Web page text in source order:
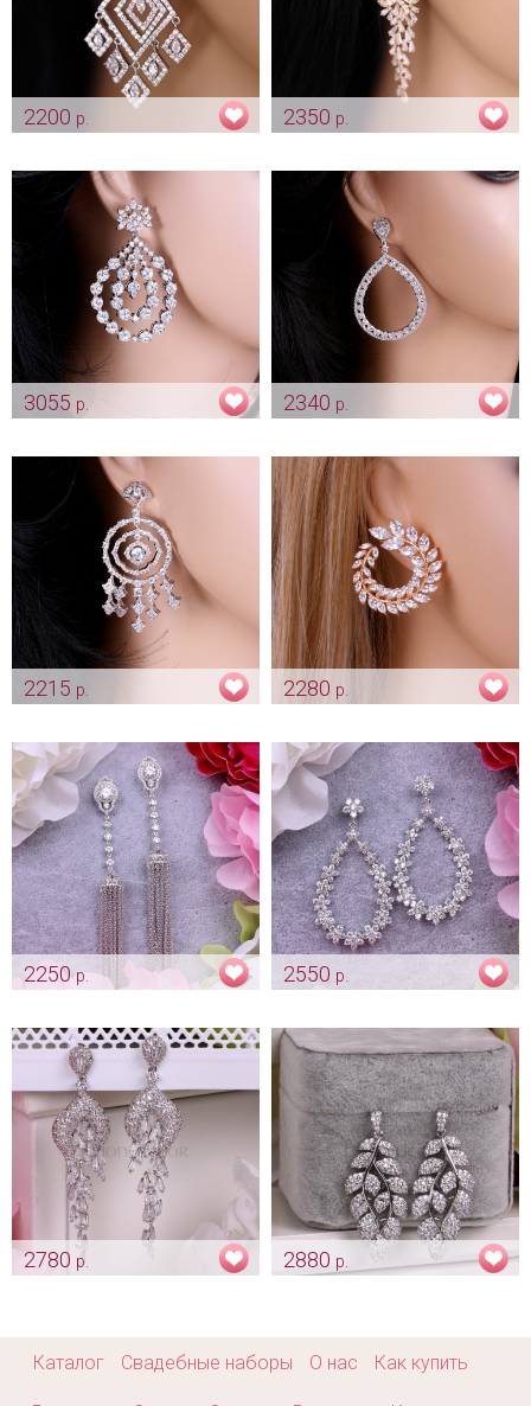
2200 р.
2350 р.
Арт: ser_0148
3055 р.
2340 р.
2215 р.
Арт: ser_0018
2280 р.
Арт: ser_0302
2250р.
Арт: ser_0364
2550 р.
Арт: ser_0459
2780 р.
2880 р.
Каталог Свадебные наборы О нас Как купить